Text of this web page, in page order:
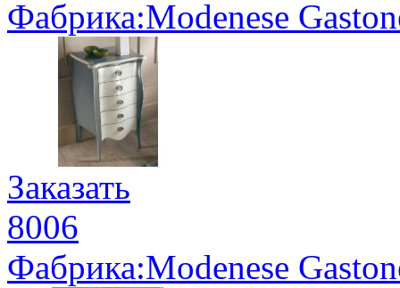
Фабрика:Modenese
Заказать
8006
Фабрика:Modenese